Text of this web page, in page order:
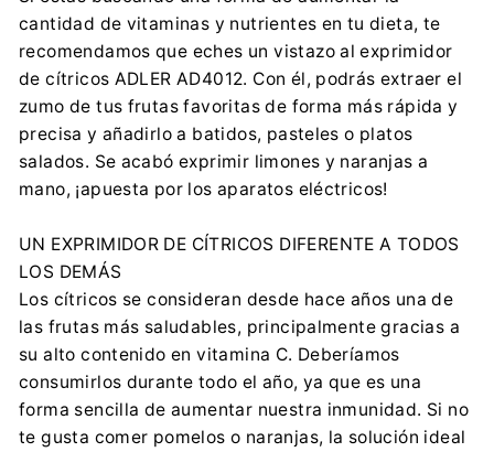
888 457 196
Adler Sp. z o.o.
Ordona 2a, 01-237 Warszawa
ce@adler.com.pl
888 457 196
Información de seguridad:
cantidad de vitaminas y nutrientes en tu dieta, te
recomendamos que eches un vistazo al exprimidor
de cítricos ADLER AD4012. Con él, podrás extraer el
zumo de tus frutas favoritas de forma más rápida y
precisa y añadirlo a batidos, pasteles o platos
salados. Se acabó exprimir limones y naranjas a
mano, ¡apuesta por los aparatos eléctricos!
UN EXPRIMIDOR DE CÍTRICOS DIFERENTE A TODOS
LOS DEMÁS
Los cítricos se consideran desde hace años una de
las frutas más saludables, principalmente gracias a
su alto contenido en vitamina C. Deberíamos
consumirlos durante todo el año, ya que es una
forma sencilla de aumentar nuestra inmunidad. Si no
te gusta comer pomelos o naranjas, la solución ideal